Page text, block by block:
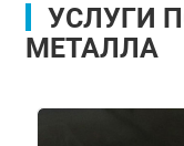
УСЛУГИ
МЕТАЛЛА